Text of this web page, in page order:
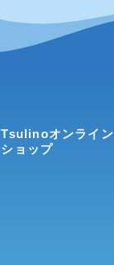
Tsulinoオンライン
ショップ